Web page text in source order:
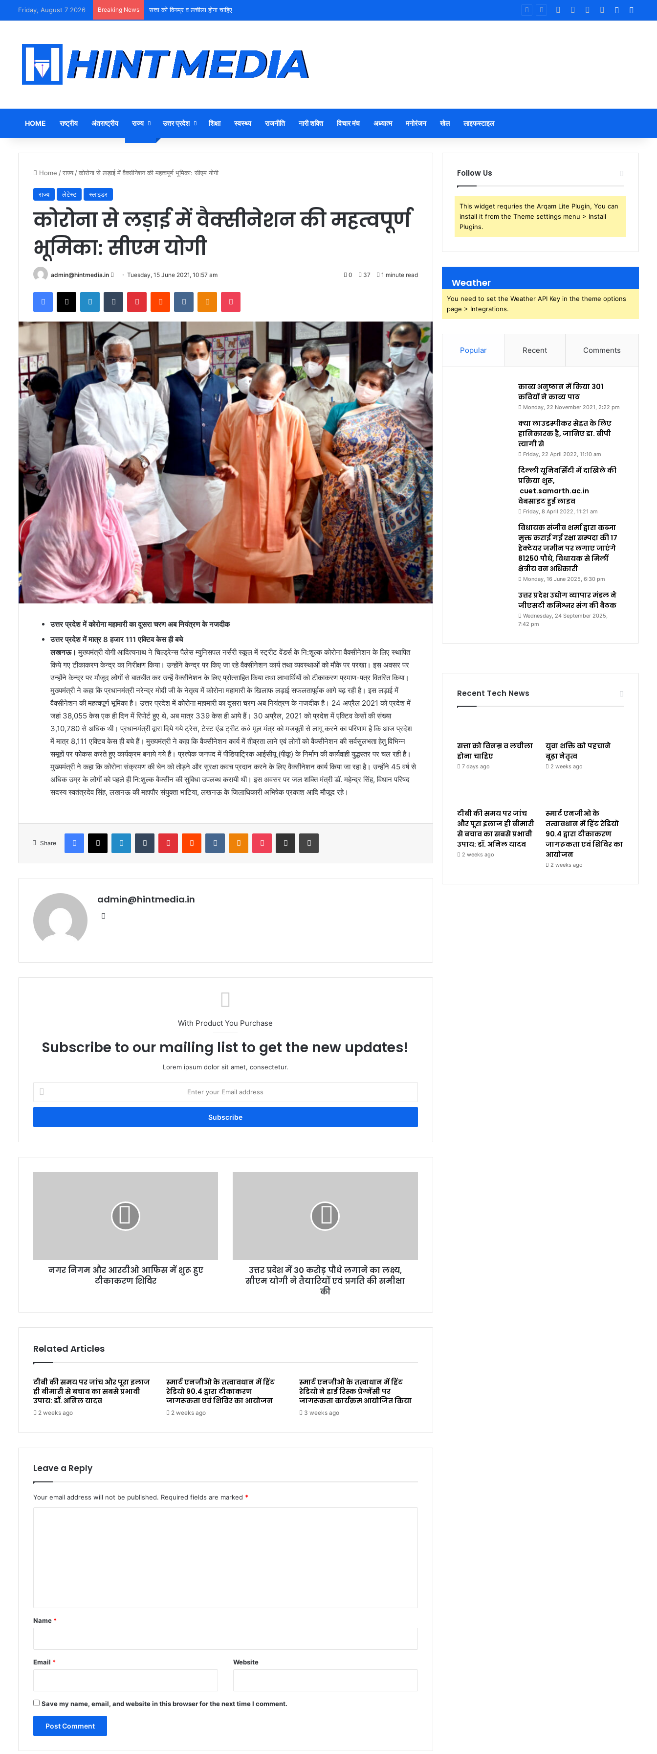
Friday, August 7 2026 Breaking News सत्ता को विनम्र व लचीला होना चाहिए Facebook YouTubeInstagram
Log In
HOME राष्ट्रीय अंतराष्ट्रीय राज्य उत्तर प्रदेश शिक्षा स्वस्थ्य राजनीति नारी शक्ति विचार मंच अध्यात्म मनोरंजन खेल लाइफस्टाइल
Home /राज्य /कोरोना से लड़ाई में वैक्सीनेशन की महत्वपूर्ण भूमिका: सीएम योगी
राज्य लेटेस्ट स्लाइडर
कोरोना से लड़ाई में वैक्सीनेशन की महत्वपूर्ण
भूमिका: सीएम योगी
admin@hintmedia.in
Send
email
Tuesday, 15 June 2021, 10:57 am 0 37 1 minute read
Facebook
X LinkedInTumblr PinterestReddit VKontakteOdnoklassniki
Pocket
उत्तर प्रदेश में कोरोना महामारी का दूसरा चरण अब नियंत्रण के नजदीक
उत्तर प्रदेश में मात्र 8 हजार 111 एक्टिव केस ही बचे
लखनऊ। मुख्यमंत्री योगी आदित्यनाथ ने चिल्ड्रेन्स पैलेस म्युनिसपल नर्सरी स्कूल में स्ट्रीट वेंडर्स के नि:शुल्क कोरोना वैक्सीनेशन के लिए स्थापित
किये गए टीकाकरण केन्द्र का निरीक्षण किया। उन्होंने केन्द्र पर किए जा रहे वैक्सीनेशन कार्य तथा व्यवस्थाओं को मौके पर परखा। इस अवसर पर
उन्होंने केन्द्र पर मौजूद लोगों से बातचीत कर उन्हें वैक्सीनेशन के लिए प्रोत्साहित किया तथा लाभार्थियों को टीकाकरण प्रमाण-पत्र वितरित किया।
मुख्यमंत्री ने कहा कि प्रधानमंत्री नरेन्द्र मोदी जी के नेतृत्व में कोरोना महामारी के खिलाफ लड़ाई सफलतापूर्वक आगे बढ़ रही है। इस लड़ाई में
वैक्सीनेशन की महत्वपूर्ण भूमिका है। उत्तर प्रदेश में कोरोना महामारी का दूसरा चरण अब नियंत्रण के नजदीक है। 24 अप्रैल 2021 को प्रदेश में
जहां 38,055 केस एक ही दिन में रिपोर्ट हुए थे, अब मात्र 339 केस ही आये हैं। 30 अप्रैल, 2021 को प्रदेश में एक्टिव केसों की संख्या
3,10,780 से अधिक थी। प्रधानमंत्री द्वारा दिये गये ट्रेस, टेस्ट एंड ट्रीट क०े मूल मंत्र को मजबूती से लागू करने का परिणाम है कि आज प्रदेश
में मात्र 8,111 एक्टिव केस ही बचे हैं। मुख्यमंत्री ने कहा कि वैक्सीनेशन कार्य में तीव्रता लाने एवं लोगों को वैक्सीनेशन की सर्वसुलभता हेतु विभिन्न
समूहों पर फोकस करते हुए कार्यक्रम बनाये गये हैं। प्रत्येक जनपद में पीडियाट्रिक आईसीयू (पीकू) के निर्माण की कार्यवाही युद्धस्तर पर चल रही है।
मुख्यमंत्री ने कहा कि कोरोना संक्रमण की चेन को तोड़ने और सुरक्षा कवच प्रदान करने के लिए वैक्सीनेशन कार्य किया जा रहा है। उन्होंने 45 वर्ष से
अधिक उम्र के लोगों को पहले ही नि:शुल्क वैक्सीन की सुविधा उपलब्ध करायी थी। इस अवसर पर जल शक्ति मंत्री डॉ. महेन्द्र सिंह, विधान परिषद
सदस्य स्वतंत्रदेव सिंह, लखनऊ की महापौर संयुक्ता भाटिया, लखनऊ के जिलाधिकारी अभिषेक प्रकाश आदि मौजूद रहे।
Share
Facebook
X LinkedInTumblr PinterestReddit VKontakteOdnoklassniki
Pocket Share via Email Print
admin@hintmedia.in
With Product You Purchase
Subscribe to our mailing list to get the new updates!
Lorem ipsum dolor sit amet, consectetur.
your
Email
नगर निगम और आरटीओ आफिस में शुरू हुए
टीकाकरण शिविर
उत्तर प्रदेश में 30 करोड़ पौधे लगाने का लक्ष्य,
सीएम योगी ने तैयारियों एवं प्रगति की समीक्षा
की
Related Articles
टीबी की समय पर जांच और पूरा इलाज
ही बीमारी से बचाव का सबसे प्रभावी
उपाय: डॉ. अनिल यादव
2 weeks ago
स्मार्ट एनजीओ के तत्वावधान में हिंट
रेडियो 90.4 द्वारा टीकाकरण
जागरूकता एवं शिविर का आयोजन
2 weeks ago
स्मार्ट एनजीओ के तत्वाधान में हिंट
रेडियो ने हाई रिस्क प्रेग्नेंसी पर
जागरूकता कार्यक्रम आयोजित किया
3 weeks ago
Leave a Reply
Your email address will not be published. Required fields are marked *
*
Name *
Email * Website
Save my name, email, and website in this browser for the next time I comment.
Follow Us
This widget requries the Arqam Lite Plugin, You can
install it from the Theme settings menu > Install
Plugins.
Weather
You need to set the Weather API Key in the theme options
page > Integrations.
Popular Recent Comments
काव्य अनुष्ठान में किया 301
कवियों ने काव्य पाठ
Monday, 22 November 2021, 2:22 pm
क्या लाउडस्पीकर सेहत के लिए
हानिकारक है, जानिए डा. बीपी
त्यागी से
Friday, 22 April 2022, 11:10 am
दिल्ली यूनिवर्सिटी में दाखिले की
प्रक्रिया शुरू,
cuet.samarth.ac.in
वेबसाइट हुई लाइव
Friday, 8 April 2022, 11:21 am
विधायक संजीव शर्मा द्वारा कब्जा
मुक्त कराई गई रक्षा सम्पदा की 17
हेक्टेयर जमीन पर लगाए जाएंगे
81250 पौधे, विधायक से मिलीं
क्षेत्रीय वन अधिकारी
Monday, 16 June 2025, 6:30 pm
उत्तर प्रदेश उद्योग व्यापार मंडल ने
जीएसटी कमिश्नर संग की बैठक
Wednesday, 24 September 2025,
7:42 pm
Recent Tech News
सत्ता को विनम्र व लचीला
होना चाहिए
7 days ago
युवा शक्ति को पहचाने
बूढ़ा नेतृत्व
2 weeks ago
टीबी की समय पर जांच
और पूरा इलाज ही बीमारी
से बचाव का सबसे प्रभावी
उपाय: डॉ. अनिल यादव
2 weeks ago
स्मार्ट एनजीओ के
तत्वावधान में हिंट रेडियो
90.4 द्वारा टीकाकरण
जागरूकता एवं शिविर का
आयोजन
2 weeks ago